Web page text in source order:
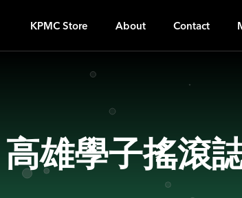
KPMC Store About Contact
雄學子搖滾